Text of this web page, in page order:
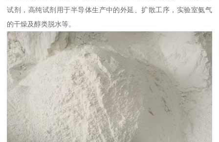
试剂，高纯试剂用于半导体生产中的外延、扩散工序，实验室氨气
的干燥及醇类脱水等。